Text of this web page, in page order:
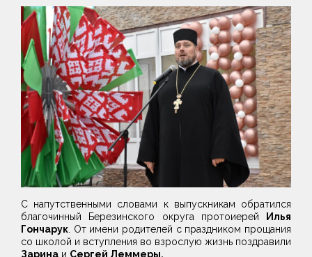
С напутственными словами к выпускникам обратился
благочинный Березинского округа протоиерей Илья
Гончарук . От имени родителей с праздником прощания
со школой и вступления во взрослую жизнь поздравили
Зарина и Сергей Леммеры.